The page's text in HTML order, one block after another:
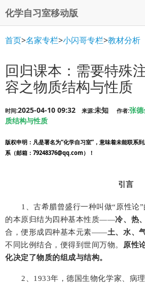
化学自习室移动版
首页>名家专栏>小闪哥专栏>教材分析
回归课本：需要特殊
容之物质结构与性质
时间:2025-04-10 09:32 来源:未知 作者:张
质结构与性质
版权申明 ：凡是署名为“化学自习室”，意味着未能联系
系（邮箱：79248376@qq.com）！
引言
1 、古希腊曾盛行一种叫做“ 原性论”
的本原归结为四种基本性质——冷、热
合，便形成四种基本元素——土、水、
不同比例结合，便得到世间万物。
原性
化决定了物质的组成与结构。
2 1933年，德国生物化学家、病